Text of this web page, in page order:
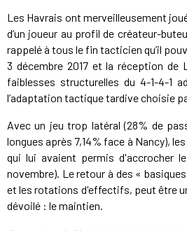
Les Havrais ont merveilleusement
d’un joueur au profil de créateur-
rappelé à tous le fin tacticien qu’il
3 décembre 2017 et la réception de
faiblesses structurelles du 4-1-4-1
l’adaptation tactique tardive choisie
Avec un jeu trop latéral (28% de
longues après 7,14% face à Nancy),
qui lui avaient permis d'accrocher
novembre). Le retour à des «
et les rotations d'effectifs, peut être
dévoilé : le maintien.